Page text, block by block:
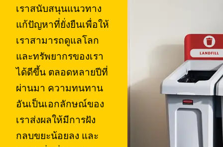
เวียดนาม (VN)
ประเทศไทย (TH)
สิงคโปร์
ประเทศอินโดนีเซีย
เราสนับสนุนแนวทาง
แก้ปัญหาที่ยั่งยืนเพื่อให้
เราสามารถดูแลโลก
และทรัพยากรของเรา
ได้ดีขึ้น ตลอดหลายปีที่
ผ่านมา ความทนทาน
อันเป็นเอกลักษณ์ของ
เราส่งผลให้มีการฝัง
กลบขยะน้อยลง และ